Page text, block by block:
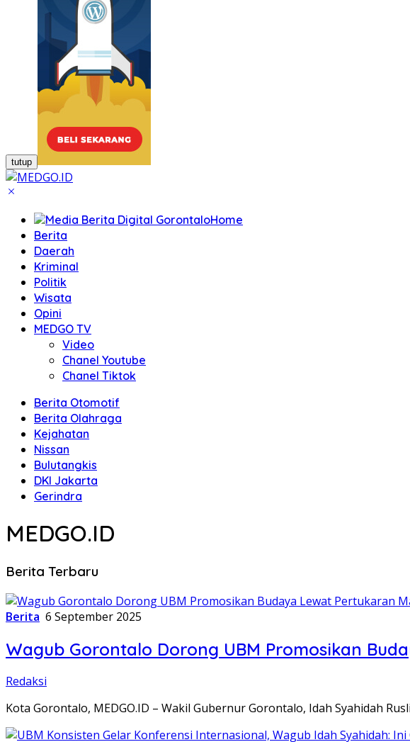
tutup
Home
Berita
Daerah
Kriminal
Politik
Wisata
Opini
MEDGO TV
Video
Chanel Youtube
Chanel Tiktok
Berita Otomotif
Berita Olahraga
Kejahatan
Nissan
Bulutangkis
DKI Jakarta
Gerindra
MEDGO.ID
Berita Terbaru
Berita 6 September 2025
Wagub Gorontalo Dorong UBM Promosikan
Redaksi
Kota Gorontalo, MEDGO.ID – Wakil Gubernur Gorontalo, Idah Syahidah